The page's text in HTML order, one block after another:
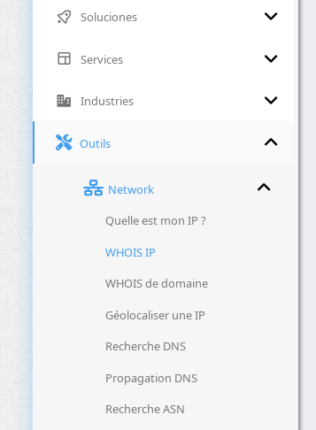
Soluciones
Services
Industries
Outils
Network
Quelle est mon IP ?
WHOIS IP
WHOIS de domaine
Géolocaliser une IP
Recherche DNS
Propagation DNS
Recherche ASN